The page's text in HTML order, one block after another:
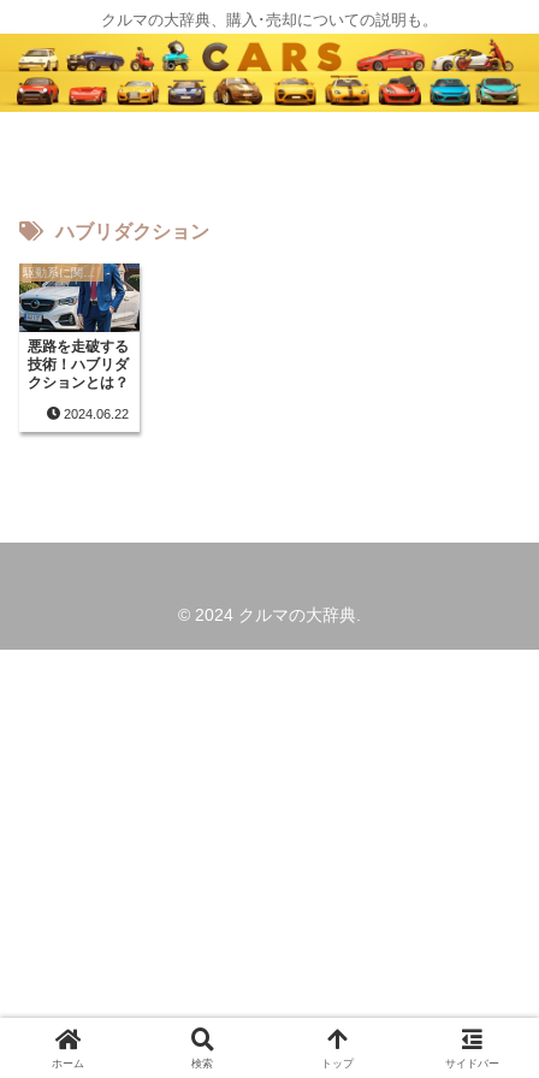
クルマの大辞典、購入･売却についての説明も。
ハブリダクション
駆動系に関する用語
悪路を走破する
技術！ハブリダ
クションとは？
2024.06.22
© 2024 クルマの大辞典.
ホーム 検索 トップ サイドバー